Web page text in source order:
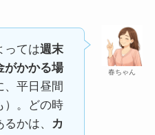
春ちゃん
っては週末
がかかる場
、平日昼間
）。どの時
かは、
カ